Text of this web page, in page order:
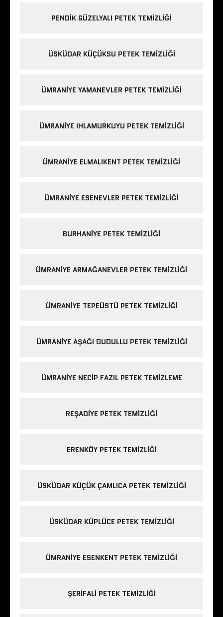
PENDIK GÜZELYALI PETEK TEMIZLIĞI
ÜSKÜDAR KÜÇÜKSU PETEK TEMIZLIĞI
ÜMRANIYE YAMANEVLER PETEK TEMIZLIĞI
ÜMRANIYE IHLAMURKUYU PETEK TEMIZLIĞI
ÜMRANIYE ELMALIKENT PETEK TEMIZLIĞI
ÜMRANIYE ESENEVLER PETEK TEMIZLIĞI
BURHANIYE PETEK TEMIZLIĞI
ÜMRANIYE ARMAĞANEVLER PETEK TEMIZLIĞI
ÜMRANIYE TEPEÜSTÜ PETEK TEMIZLIĞI
ÜMRANIYE AŞAĞI DUDULLU PETEK TEMIZLIĞI
ÜMRANIYE NECIP FAZIL PETEK TEMIZLEME
REŞADIYE PETEK TEMIZLIĞI
ERENKÖY PETEK TEMIZLIĞI
ÜSKÜDAR KÜÇÜK ÇAMLICA PETEK TEMIZLIĞI
ÜSKÜDAR KÜPLÜCE PETEK TEMIZLIĞI
ÜMRANIYE ESENKENT PETEK TEMIZLIĞI
ŞERIFALI PETEK TEMIZLIĞI